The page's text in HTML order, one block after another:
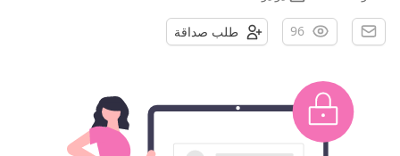
96 طلب صداقة